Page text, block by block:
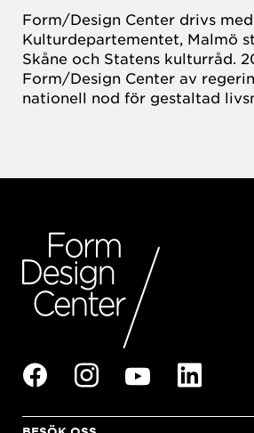
Form/Design Center drivs
Kulturdepartementet, Malmö
Skåne och Statens kulturråd.
Form/Design Center av
nationell nod för gestaltad